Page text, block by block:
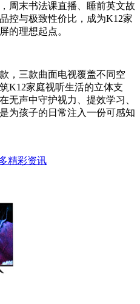
周末书法课直播、睡前英文故
控与极致性价比，成为K12家
的理想起点。
，三款曲面电视覆盖不同空
K12家庭视听生活的立体支
无声中守护视力、提效学习、
为孩子的日常注入一份可感知
精彩资讯